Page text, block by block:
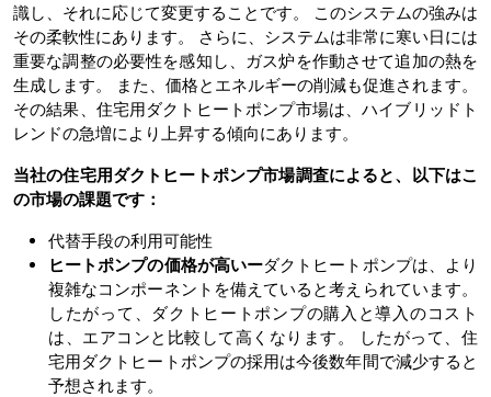
識し、それに応じて変更することです。 このシステムの強みは
その柔軟性にあります。 さらに、システムは非常に寒い日には
重要な調整の必要性を感知し、ガス炉を作動させて追加の熱を
生成します。 また、価格とエネルギーの削減も促進されます。
その結果、住宅用ダクトヒートポンプ市場は、ハイブリッドト
レンドの急増により上昇する傾向にあります。
当社の住宅用ダクトヒートポンプ市場調査によると、以下はこ
の市場の課題です：
代替手段の利用可能性
ヒートポンプの価格が高いーダクトヒートポンプは、より
複雑なコンポーネントを備えていると考えられています。
したがって、ダクトヒートポンプの購入と導入のコスト
は、エアコンと比較して高くなります。 したがって、住
宅用ダクトヒートポンプの採用は今後数年間で減少すると
予想されます。